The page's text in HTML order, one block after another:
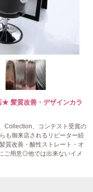
★ 髪質改善・デザインカラ
Collection、コンテスト受賞の
も御来店されるリピーター続
質改善・酸性ストレート・オ
ご用意◎他では出来ないイメ